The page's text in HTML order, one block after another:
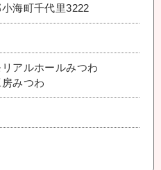
海町千代里3222
アルホールみつわ
みつわ